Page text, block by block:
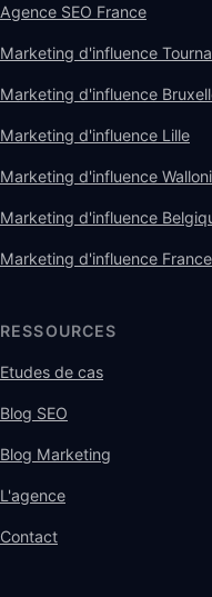
Agence SEO France
Marketing d'influence
Marketing d'influence
Marketing d'influence Lille
Marketing d'influence
Marketing d'influence
Marketing d'influence France
RESSOURCES
Etudes de cas
Blog SEO
Blog Marketing
L'agence
Contact